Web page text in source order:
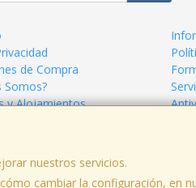
nuestros servicios.
cambiar la configuración, en
de Compra
Somos?
y Alojamientos